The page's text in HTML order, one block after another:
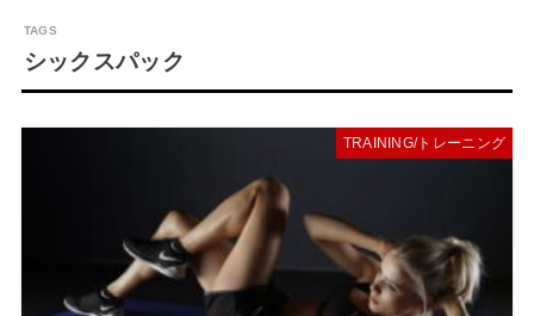
シックスパック
TRAINING/トレーニング